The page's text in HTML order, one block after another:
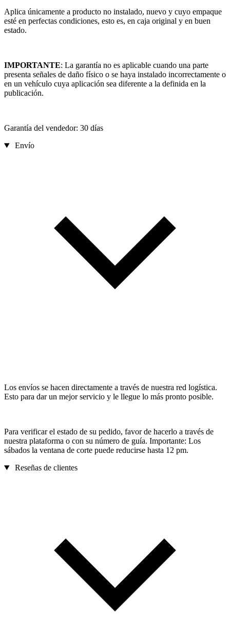
Aplica únicamente a producto no instalado, nuevo y cuyo empaque
esté en perfectas condiciones, esto es, en caja original y en buen
estado.
IMPORTANTE: La garantía no es aplicable cuando una parte
presenta señales de daño físico o se haya instalado incorrectamente o
en un vehículo cuya aplicación sea diferente a la definida en la
publicación.
Garantía del vendedor: 30 días
Envío
Los envíos se hacen directamente a través de nuestra red logística.
Esto para dar un mejor servicio y le llegue lo más pronto posible.
Para verificar el estado de su pedido, favor de hacerlo a través de
nuestra plataforma o con su número de guía. Importante: Los
sábados la ventana de corte puede reducirse hasta 12 pm.
Reseñas de clientes